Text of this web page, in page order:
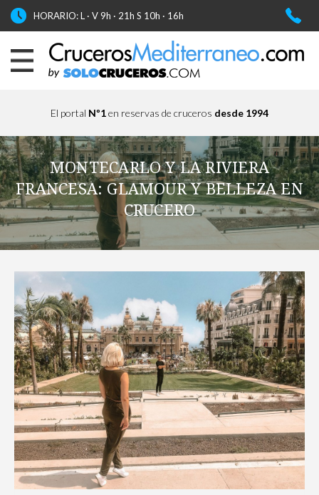
HORARIO: L · V 9h · 21h S 10h · 16h
El portal Nº1en reservas de cruceros desde 1994
MONTECARLO Y LA RIVIERA
FRANCESA: GLAMOUR Y BELLEZA EN
CRUCERO